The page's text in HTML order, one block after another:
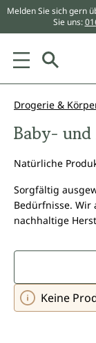
springen
Melden Sie sich gern
Sie uns:
Drogerie &
Baby-
Natürliche
Sorgfältig
Bedürfnisse.
nachhaltige
Keine